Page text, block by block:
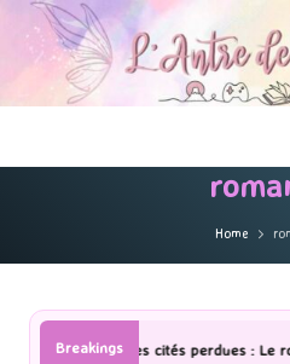
Home
Breakings
roman graphique Tome 1 Partie 2